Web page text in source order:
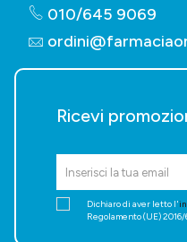
010/645 9069
Ricevi
Dichiaro di aver letto l'
Regolamento (UE) 2016/